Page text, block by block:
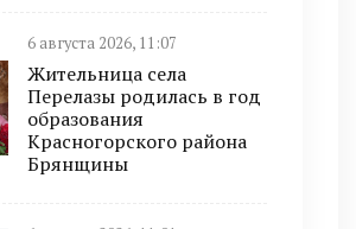
6 августа 2026, 11:07
Жительница села
Перелазы родилась в год
образования
Красногорского района
Брянщины